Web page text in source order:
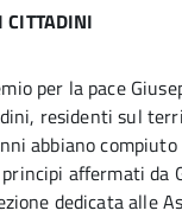
CITTADINI
per la pace
residenti sul
abbiano compiuto
affermati da
dedicata alle